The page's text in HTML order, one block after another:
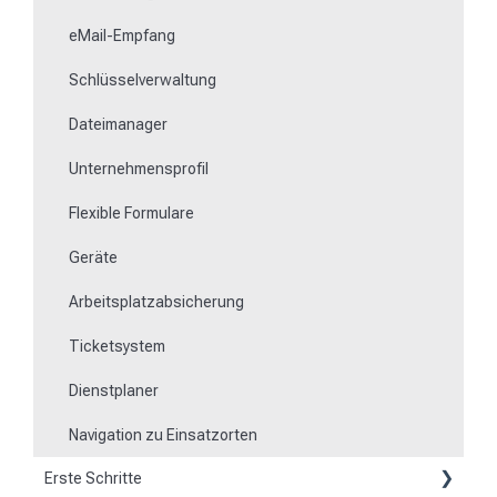
eMail-Empfang
Schlüsselverwaltung
Dateimanager
Unternehmensprofil
Flexible Formulare
Geräte
Arbeitsplatzabsicherung
Ticketsystem
Dienstplaner
Navigation zu Einsatzorten
Erste Schritte